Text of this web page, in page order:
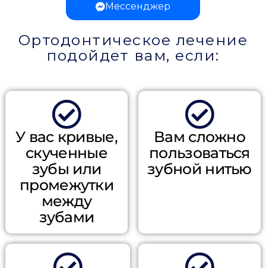
Мессенджер
Ортодонтическое лечение
подойдет вам, если:
У вас кривые,
скученные
зубы или
промежутки
между
зубами
Вам сложно
пользоваться
зубной нитью